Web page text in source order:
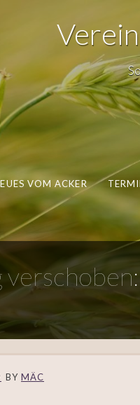
VOM ACKER
BY MÄC